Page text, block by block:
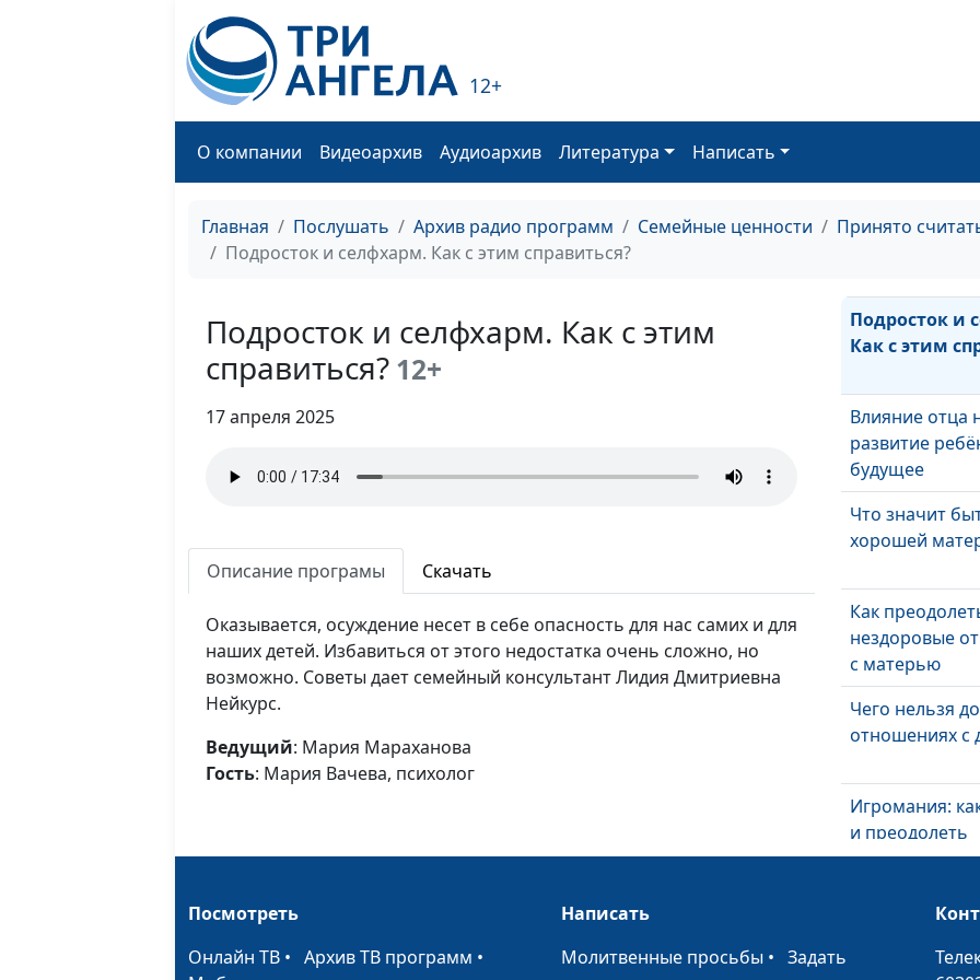
12+
О компании Видеоархив Аудиоархив Литература Написать
Главная Послушать Архив радио программ Семейные ценности
Принято
Подросток и селфхарм. Как с этим справиться?
Подросток и селфхарм. Как с этим
справиться? 12+
17 апреля 2025
Описание програмы Скачать
Оказывается, осуждение несет в себе опасность для нас самих и для
наших детей. Избавиться от этого недостатка очень сложно, но
возможно. Советы дает семейный консультант Лидия Дмитриевна
Нейкурс.
Ведущий: Мария Мараханова
Гость: Мария Вачева, психолог
Безопасность
РПП у
Подросток и
Как с этим
Влияние отца
развитие
будущее
Что значит
хорошей
Как
нездоровые
с матерью
Чего нельзя
отношениях с
Игромания:
и преодолеть
зависимость
ребёнок
Посмотреть
Онлайн ТВ • Архив ТВ программ •
Написать
Молитвенные просьбы •Задать